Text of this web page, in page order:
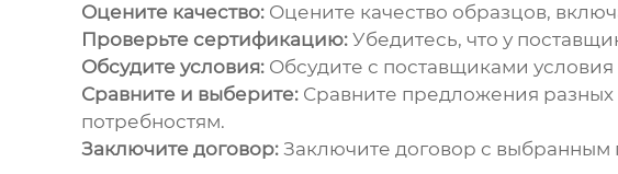
Оцените качество:Оцените качество образцов,
Проверьте сертификацию:Убедитесь, что у
Обсудите условия:Обсудите с поставщиками условия
Сравните и выберите:Сравните предложения разных
потребностям.
Заключите договор:Заключите договор с выбранным